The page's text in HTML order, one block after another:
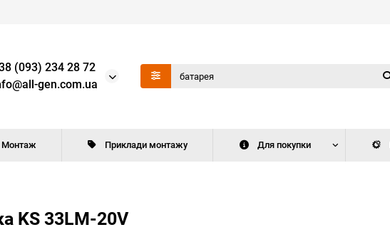
(093) 234 28 72
gen.com.ua
Монтаж Приклади монтажу Для покупки
KS 33LM-20V